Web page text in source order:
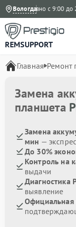
Вологда
Ежедневно с 9:00 до
REMSUPPORT
Главная Ремонт
Замена
планшета
Замена
мин —
До 30%
Контроль на
выдачи
Диагностика
выявление
Официальная